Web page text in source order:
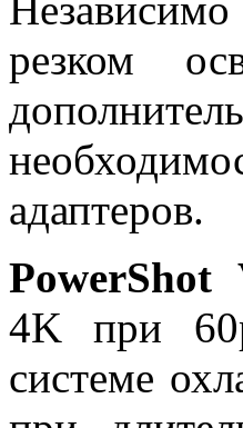
резком
адаптеров.
PowerShot
4K при
системе